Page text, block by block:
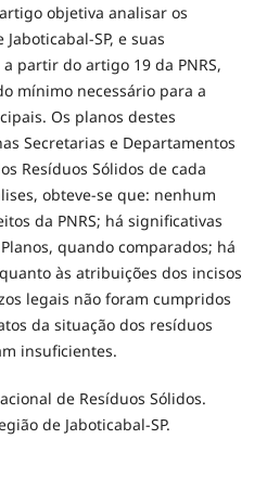
objetiva analisar os
SP, e suas
partir do artigo 19 da PNRS,
mínimo necessário para a
Os planos destes
Secretarias e Departamentos
Resíduos Sólidos de cada
obteve-se que: nenhum
da PNRS; há significativas
quando comparados; há
às atribuições dos incisos
legais não foram cumpridos
da situação dos resíduos
insuficientes.
de Resíduos Sólidos.
de Jaboticabal-SP.